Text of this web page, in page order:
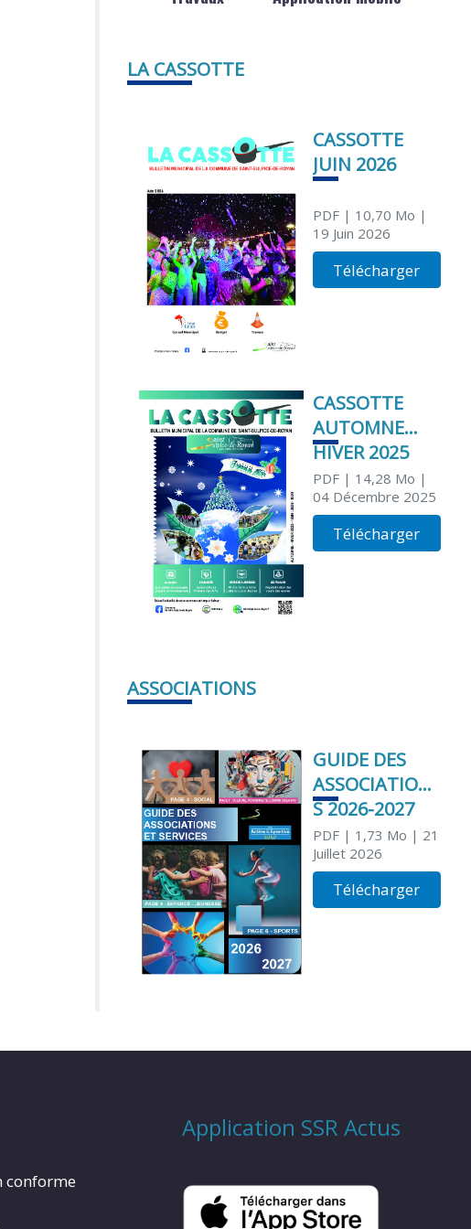
LA CASSOTTE
CASSOTTE
JUIN 2026
PDF| 10,70 Mo |
19 Juin 2026
Télécharger
CASSOTTE
AUTOMNE
HIVER 2025
PDF| 14,28 Mo |
04 Décembre 2025
Télécharger
ASSOCIATIONS
GUIDE DES
ASSOCIATION
S 2026-2027
PDF| 1,73 Mo | 21
Juillet 2026
Télécharger
conforme
Application SSR Actus